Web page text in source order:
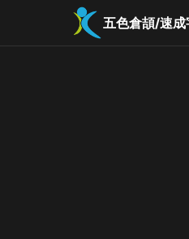
五色倉頡/速成